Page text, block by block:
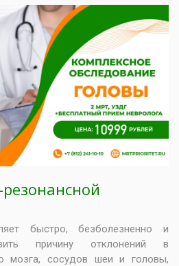
быстро, безболезненно и
причину отклонений в
мозга, сосудов шеи и головы,